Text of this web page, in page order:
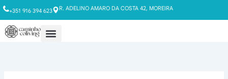
Skip
to
content
+351 916 394 623 R. ADELINO AMARO DA COSTA 42, MOREIRA